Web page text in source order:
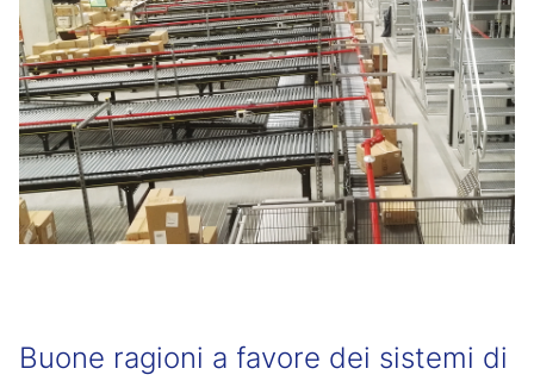
Buone ragioni a favore dei sistemi di